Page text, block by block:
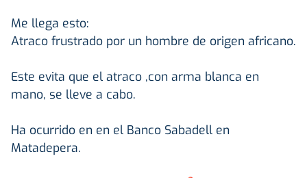
Me llega esto:
Atraco frustrado por un hombre de origen africano.
Este evita que el atraco ,con arma blanca en
mano, se lleve a cabo.
Ha ocurrido en en el Banco Sabadell en
Matadepera.